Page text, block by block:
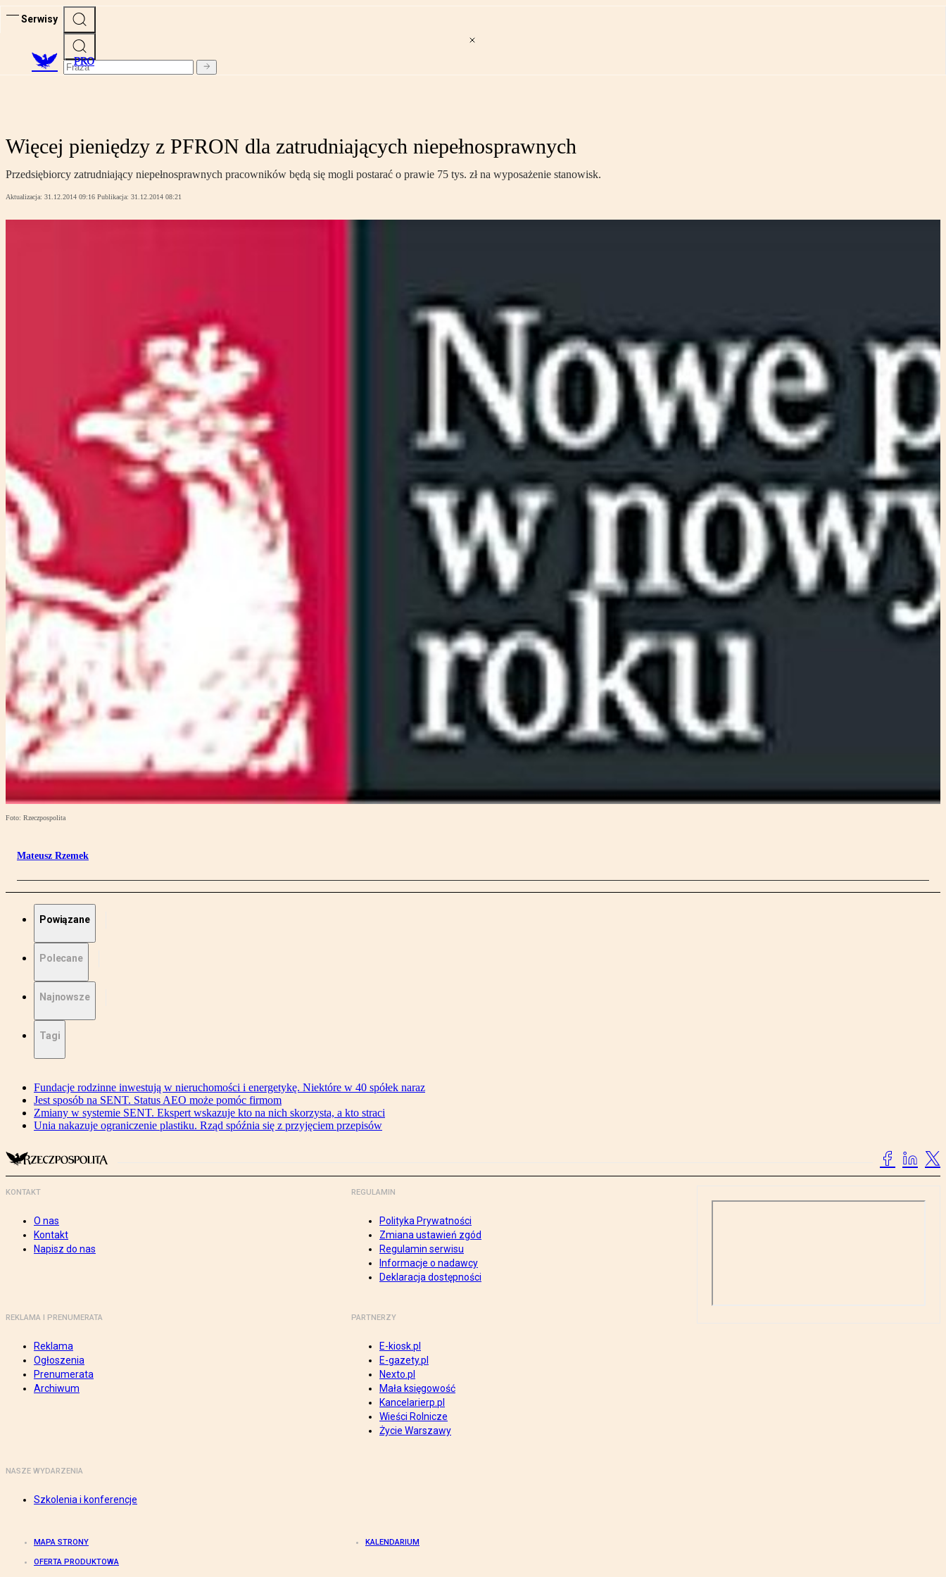
Serwisy
PRO
Więcej pieniędzy z PFRON dla zatrudniających niepełnosprawnych
Przedsiębiorcy zatrudniający niepełnosprawnych pracowników będą się mogli postarać o prawie 75 tys. zł na wyposażenie stanowisk.
Aktualizacja: 31.12.2014 09:16 Publikacja: 31.12.2014 08:21
Foto: Rzeczpospolita
Mateusz Rzemek
Powiązane
Polecane
Najnowsze
Tagi
Fundacje rodzinne inwestują w nieruchomości i energetykę. Niektóre w 40 spółek naraz
Jest sposób na SENT. Status AEO może pomóc firmom
Zmiany w systemie SENT. Ekspert wskazuje kto na nich skorzysta, a kto straci
Unia nakazuje ograniczenie plastiku. Rząd spóźnia się z przyjęciem przepisów
KONTAKT
O nas
Kontakt
Napisz do nas
REGULAMIN
Polityka Prywatności
Zmiana ustawień zgód
Regulamin serwisu
Informacje o nadawcy
Deklaracja dostępności
REKLAMA I PRENUMERATA
Reklama
Ogłoszenia
Prenumerata
Archiwum
PARTNERZY
E-kiosk.pl
E-gazety.pl
Nexto.pl
Mała księgowość
Kancelarierp.pl
Wieści Rolnicze
Życie Warszawy
NASZE WYDARZENIA
Szkolenia i konferencje
MAPA STRONY KALENDARIUM
OFERTA PRODUKTOWA